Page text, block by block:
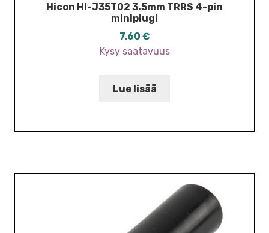
Hicon HI-J35T02 3.5mm TRRS 4-pin
miniplugi
7,60 €
Kysy saatavuus
Lue lisää